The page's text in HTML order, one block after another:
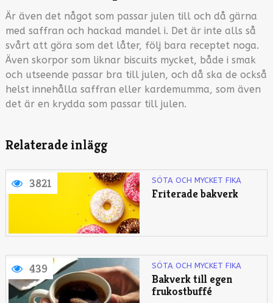
Är även det något som passar julen till och då gärna
med saffran och hackad mandel i. Det är inte alls så
svårt att göra som det låter, följ bara receptet noga.
Även skorpor som liknar biscuits mycket, både i smak
och utseende passar bra till julen, och då ska de också
helst innehålla saffran eller kardemumma, som även
det är en krydda som passar till julen.
Relaterade inlägg
3821 SÖTA OCH MYCKET FIKA
Friterade bakverk
439 SÖTA OCH MYCKET FIKA
Bakverk till egen
frukostbuffé